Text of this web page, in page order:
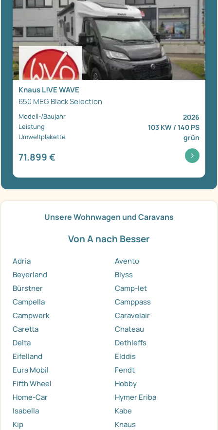
Knaus L!VE WAVE
650 MEG Black Selection
Modell-/Baujahr 2026
Leistung 103 KW / 140 PS
Umweltplakette grün
71.899 €
Unsere Wohnwagen und Caravans
Von A nach Besser
Adria
Avento
Beyerland
Blyss
Bürstner
Camp-let
Campella
Camppass
Campwerk
Caravelair
Caretta
Chateau
Delta
Dethleffs
Eifelland
Elddis
Eura Mobil
Fendt
Fifth Wheel
Hobby
Home-Car
Hymer Eriba
Isabella
Kabe
Kip
Knaus